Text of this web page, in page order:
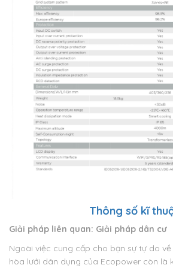
Thông số kĩ
Giải pháp liên quan: Giải pháp dân cư
Ngoài việc cung cấp cho bạn sự tự do
hòa lưới dân dụng của Ecopower còn là